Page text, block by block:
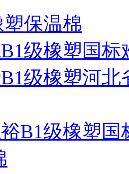
保温棉
级橡塑国标
级橡塑河
B1级橡塑